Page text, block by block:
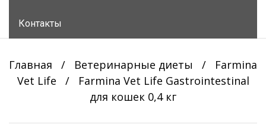
Контакты
Главная / Ветеринарные диеты /
Farmina
Vet Life
/
Farmina Vet Life Gastrointestinal
для кошек 0,4 кг